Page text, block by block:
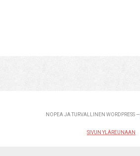
NOPEA JA TURVALLINEN WORDPRESS —
SIVUN YLÄREUNAAN